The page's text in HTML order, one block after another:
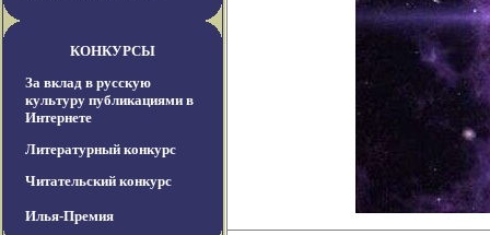
КОНКУРСЫ
За вклад в русскую
культуру публикациями в
Интернете
Литературный конкурс
Читательский конкурс
Илья-Премия